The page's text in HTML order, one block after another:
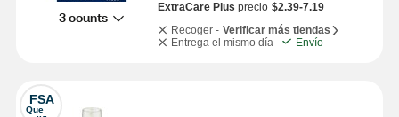
3 counts
ExtraCare Plus precio $2.39-7.19
Recoger - Verificar más tiendas
Entrega el mismo día
Envío
FSA
Que